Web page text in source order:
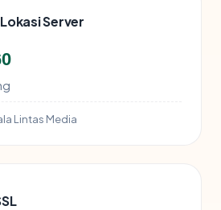
Server
Lintas Media